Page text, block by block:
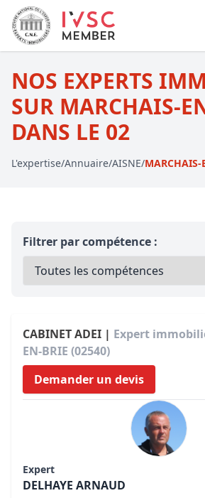
NOS EXPERTS
SUR MARCHAIS-
DANS LE 02
L'expertise/Annuaire/AISNE/MARCHAIS-
Filtrer par compétence :
CABINET ADEI | Expert
EN-BRIE (02540)
Demander un devis
Expert
DELHAYE ARNAUD